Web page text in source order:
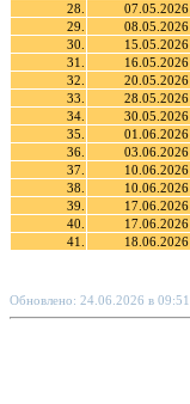
28.
07.05.2026
29.
08.05.2026
30.
15.05.2026
31.
16.05.2026
32.
20.05.2026
33.
28.05.2026
34.
30.05.2026
35.
01.06.2026
36.
03.06.2026
37.
10.06.2026
38.
10.06.2026
39.
17.06.2026
40.
17.06.2026
41.
18.06.2026
Обновлено: 24.06.2026 в 09:51.